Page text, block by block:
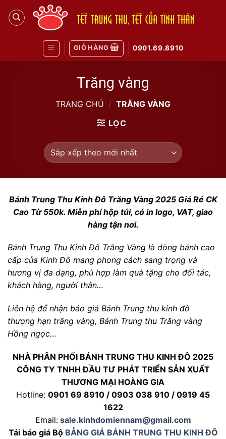
GIỎ HÀNG 0901.69.8910
Trăng vàng
TRANG CHỦ / TRĂNG VÀNG
LỌC
Bánh Trung Thu Kinh Đô Trăng Vàng 2025 Giá Rẻ CK
Cao Từ 550k. Miễn phí hộp túi, có in logo, VAT, giao
hàng tận nơi.
Bánh Trung Thu Kinh Đô Trăng Vàng là dòng bánh cao
cấp của Kinh Đô mang phong cách sang trọng và
hương vị đa dạng, phù hợp làm quà tặng cho đối tác,
khách hàng, người thân…
Liên hệ để nhận báo giá Bánh Trung thu kinh đô
thượng hạn trăng vàng, Bánh Trung thu Trăng vàng
Hồng ngọc…
NHÀ PHÂN PHỐI BÁNH TRUNG THU KINH ĐÔ 2025
CÔNG TY TNHH ĐẦU TƯ PHÁT TRIỂN SẢN XUẤT
THƯƠNG MẠI HOÀNG GIA
Hotline: 0901 69 8910 / 0903 038 910 / 0919 45
1622
Email: sale.kinhdomiennam@gmail.com
Tải báo giá Bộ BẢNG GIÁ BÁNH TRUNG THU KINH ĐÔ